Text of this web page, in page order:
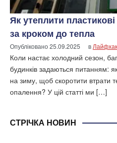
Як утеплити
за кроком до тепла
Опубліковано25.09.2025 в
Коли настає холодний сезон,
будинків задаються питанням:
на зиму, щоб скоротити втрати
опалення? У цій статті ми […]
СТРІЧКА НОВИН